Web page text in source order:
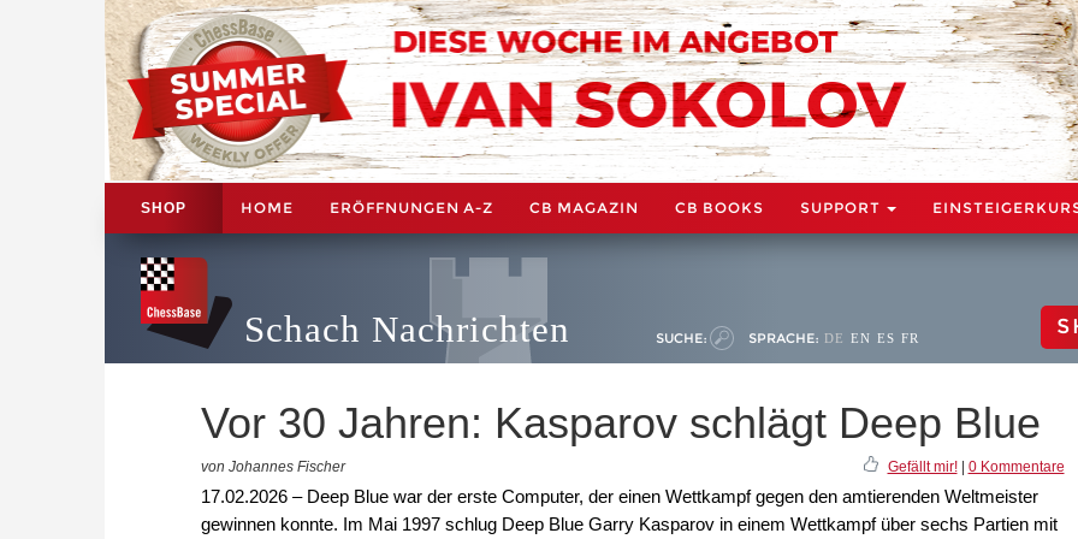
SHOP HOME ERÖFFNUNGEN A-Z CB MAGAZIN CB BOOKS SUPPORT
Schach Nachrichten SUCHE: SPRACHE: DE EN ES FR
Vor 30 Jahren: Kasparov schlägt Deep Blue
von Johannes Fischer Gefällt mir!| 0 Kommentare
17.02.2026 – Deep Blue war der erste Computer, der einen Wettkampf gegen den amtierenden Weltmeister
gewinnen konnte. Im Mai 1997 schlug Deep Blue Garry Kasparov in einem Wettkampf über sechs Partien mit